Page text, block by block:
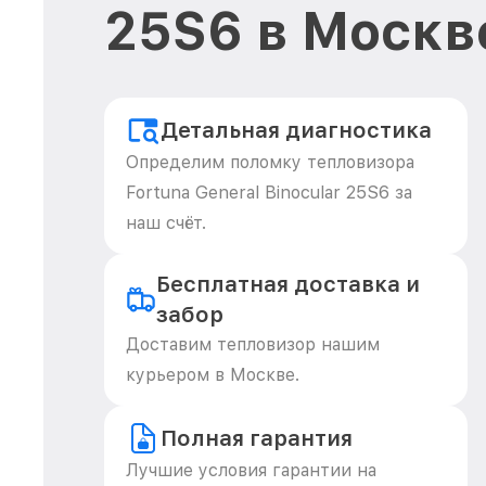
25S6 в
Детальная диагностика
Определим поломку тепловизора
Fortuna General Binocular 25S6 за
наш счёт.
Бесплатная доставка и
забор
Доставим тепловизор нашим
курьером в Москве.
Полная гарантия
Лучшие условия гарантии на